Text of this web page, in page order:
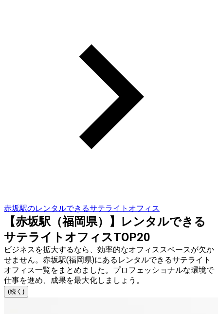
赤坂駅のレンタルできるサテライトオフィス
【赤坂駅（福岡県）】レンタルできる
サテライトオフィスTOP20
ビジネスを拡大するなら、効率的なオフィススペースが欠か
せません。赤坂駅(福岡県)にあるレンタルできるサテライト
オフィス一覧をまとめました。プロフェッショナルな環境で
仕事を進め、成果を最大化しましょう。
(続く)